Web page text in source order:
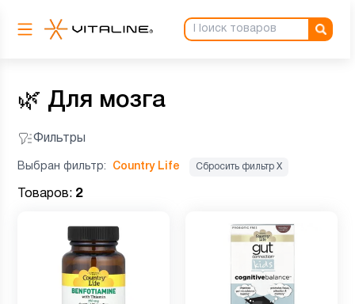
🌿 Для мозга
Фильтры
Выбран фильтр: Country Life Сбросить фильтр Х
Товаров: 2